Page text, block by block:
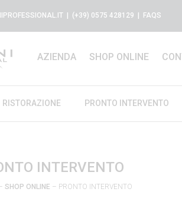
| (+39) 0575 428129 | FAQS
AZIENDA SHOP ONLINE
RISTORAZIONE PRONTO INTERVENTO
INTERVENTO
SHOP ONLINE – PRONTO INTERVENTO